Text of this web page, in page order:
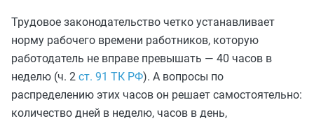
Трудовое законодательство четко устанавливает
норму рабочего времени работников, которую
работодатель не вправе превышать — 40 часов в
неделю (ч. 2 ст. 91 ТК РФ). А вопросы по
распределению этих часов он решает самостоятельно:
количество дней в неделю, часов в день,